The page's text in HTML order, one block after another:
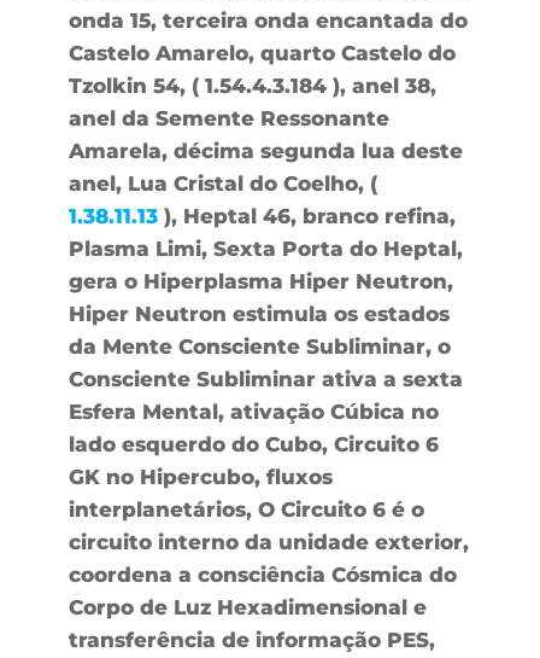
onda 15, terceira onda encantada do
Castelo Amarelo, quarto Castelo do
Tzolkin 54, ( 1.54.4.3.184 ), anel 38,
anel da Semente Ressonante
Amarela, décima segunda lua deste
anel, Lua Cristal do Coelho, (
1.38.11.13), Heptal 46, branco refina,
Plasma Limi, Sexta Porta do Heptal,
gera o Hiperplasma Hiper Neutron,
Hiper Neutron estimula os estados
da Mente Consciente Subliminar, o
Consciente Subliminar ativa a sexta
Esfera Mental, ativação Cúbica no
lado esquerdo do Cubo, Circuito 6
GK no Hipercubo, fluxos
interplanetários, O Circuito 6 é o
circuito interno da unidade exterior,
coordena a consciência Cósmica do
Corpo de Luz Hexadimensional e
transferência de informação PES,